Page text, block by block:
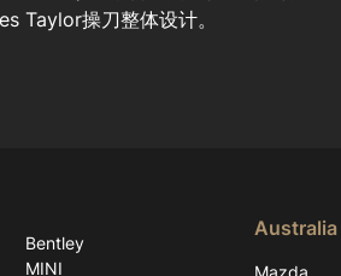
Taylor操刀整体设计。
Bentley
MINI
Australia
Mazda